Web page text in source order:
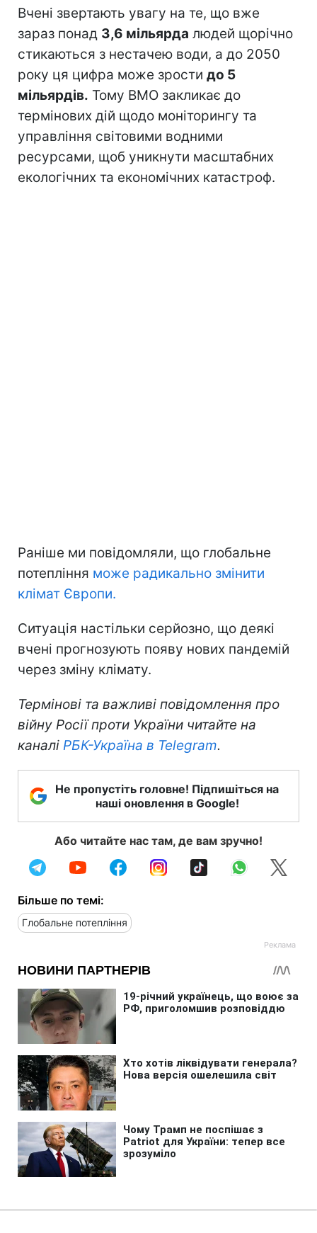
Вчені звертають увагу на те, що вже
зараз понад 3,6 мільярда людей щорічно
стикаються з нестачею води, а до 2050
року ця цифра може зрости до 5
мільярдів. Тому ВМО закликає до
термінових дій щодо моніторингу та
управління світовими водними
ресурсами, щоб уникнути масштабних
екологічних та економічних катастроф.
Раніше ми повідомляли, що глобальне
потепління може радикально змінити
клімат Європи.
Ситуація настільки серйозно, що деякі
вчені прогнозують появу нових пандемій
через зміну клімату.
Термінові та важливі повідомлення про
війну Росії проти України читайте на
каналі РБК-Україна в Telegram.
Не пропустіть головне! Підпишіться на
наші оновлення в Google!
Або читайте нас там, де вам зручно!
Більше по темі:
Глобальне потепління